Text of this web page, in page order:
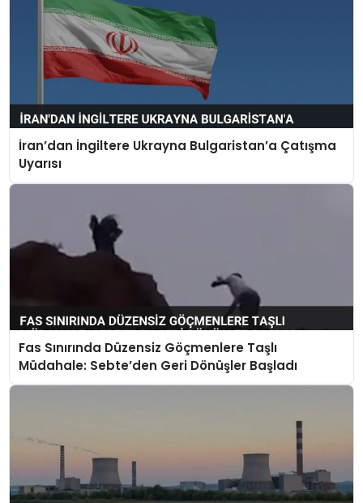
İran’dan İngiltere Ukrayna Bulgaristan’a Çatışma
Uyarısı
Fas Sınırında Düzensiz Göçmenlere Taşlı
Müdahale: Sebte’den Geri Dönüşler Başladı